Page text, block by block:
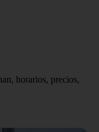
horarios, precios,